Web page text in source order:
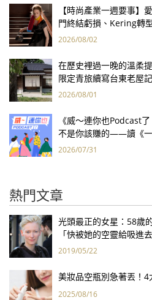
【時尚產業一週要事】
門終結虧損、Kering轉
報亮眼
2026/08/02
在歷史裡過一晚的溫柔
限定青旅續寫台東老屋
2026/08/01
《威～連你也Podcast
不是你該賺的——讀《一
2026/07/31
熱門文章
光頭最正的女星：58歲
「快被她的空靈給吸進去
2019/05/22
美妝品空瓶別急著丟！
2025/08/16